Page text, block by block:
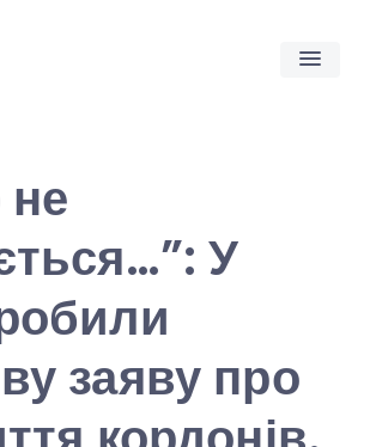
не
У
заяву про